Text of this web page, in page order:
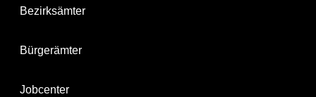
Bezirksämter
Bürgerämter
Jobcenter